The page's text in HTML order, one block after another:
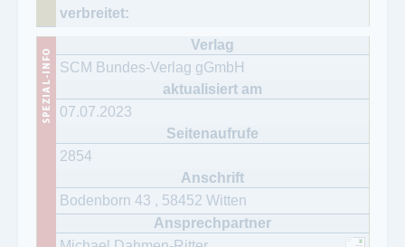
SCM Bundes-Verlag gGmbH
07.07.2023
2854
Bodenborn 43 , 58452 Witten